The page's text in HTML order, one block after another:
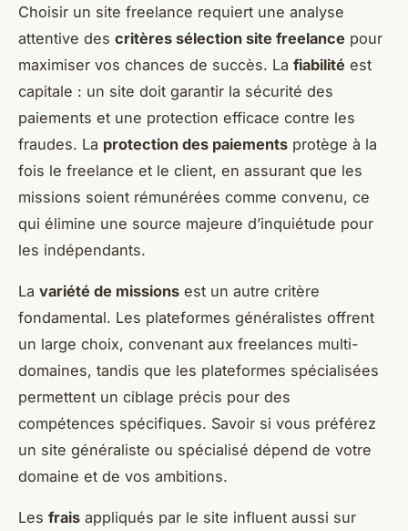
Choisir un site freelance requiert une analyse
attentive des critères sélection site freelance pour
maximiser vos chances de succès. La fiabilité est
capitale : un site doit garantir la sécurité des
paiements et une protection efficace contre les
fraudes. La protection des paiements protège à la
fois le freelance et le client, en assurant que les
missions soient rémunérées comme convenu, ce
qui élimine une source majeure d’inquiétude pour
les indépendants.
La variété de missions est un autre critère
fondamental. Les plateformes généralistes offrent
un large choix, convenant aux freelances multi-
domaines, tandis que les plateformes spécialisées
permettent un ciblage précis pour des
compétences spécifiques. Savoir si vous préférez
un site généraliste ou spécialisé dépend de votre
domaine et de vos ambitions.
Les frais appliqués par le site influent aussi sur